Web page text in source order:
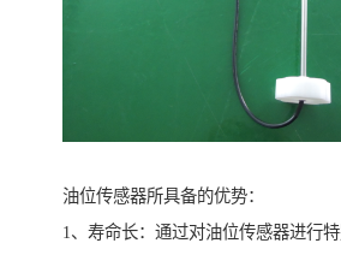
油位传感器所具备的优势：
1、寿命长：通过对油位传感器进行